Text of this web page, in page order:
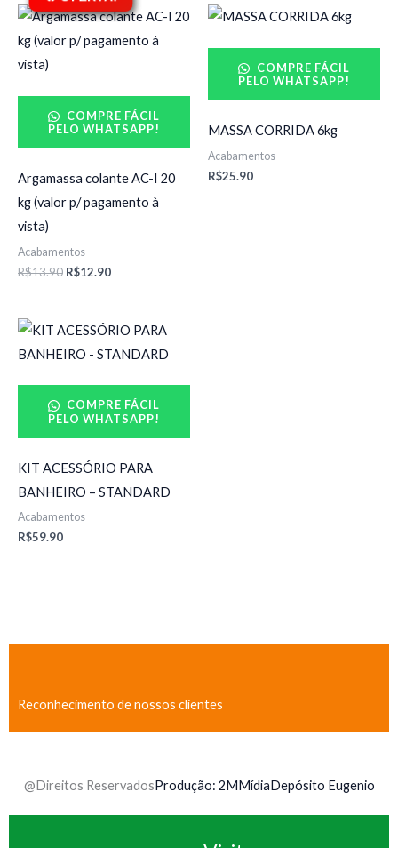
COMPRE FÁCIL
PELO WHATSAPP!
Argamassa colante AC-I 20
kg (valor p/ pagamento à
vista)
Acabamentos
R$13.90
O
preço
original
R$12.90
O
preço
atual
COMPRE FÁCIL
PELO WHATSAPP!
MASSA CORRIDA 6kg
Acabamentos
R$25.90
COMPRE FÁCIL
PELO WHATSAPP!
KIT ACESSÓRIO PARA
BANHEIRO – STANDARD
Acabamentos
R$59.90
Reconhecimento de nossos clientes
@Direitos ReservadosProdução: 2MMídiaDepósito Eugenio